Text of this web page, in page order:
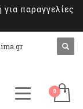
παραγγελίες